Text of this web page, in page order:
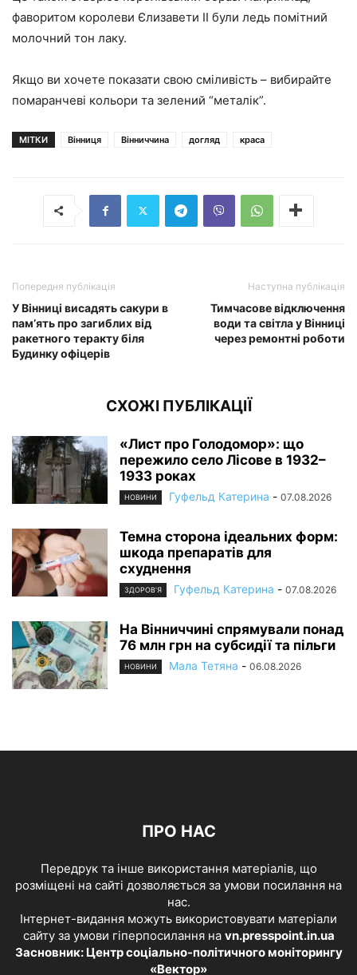
фаворитом королеви Єлизавети II були ледь помітний
молочний тон лаку.
Якщо ви хочете показати свою сміливість – вибирайте
помаранчеві кольори та зелений “металік”.
МІТКИ Вінниця Вінниччина догляд краса
Попередня публікація
У Вінниці висадять сакури в
пам’ять про загиблих від
ракетного теракту біля
Будинку офіцерів
Наступна публікація
Тимчасове відключення
води та світла у Вінниці
через ремонтні роботи
СХОЖІ ПУБЛІКАЦІЇ
«Лист про Голодомор»: що
пережило село Лісове в 1932–
1933 роках
НОВИНИ Гуфельд Катерина - 07.08.2026
Темна сторона ідеальних форм:
шкода препаратів для
схуднення
ЗДОРОВ'Я Гуфельд Катерина - 07.08.2026
На Вінниччині спрямували понад
76 млн грн на субсидії та пільги
НОВИНИ Мала Тетяна - 06.08.2026
ПРО НАС
Передрук та інше використання матеріалів, що
розміщені на сайті дозволяється за умови посилання на
нас.
Інтернет-видання можуть використовувати матеріали
сайту за умови гіперпосилання на vn.presspoint.in.ua
Засновник: Центр соціально-політичного моніторингу
«Вектор»